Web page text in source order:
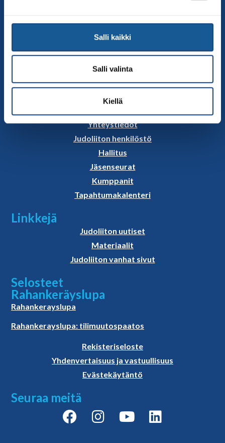
Salli kaikki
Salli valinta
Kiellä
Paavo Nurmen tie 1
Soittoaika 8.00 – 15.30
toimisto@judo.fi
Sivut
Yhteystiedot
Judoliiton henkilöstö
Hallitus
Jäsenseurat
Kumppanit
Tapahtumakalenteri
Linkkejä
Judoliiton uutiset
Materiaalit
Judoliiton vanhat sivut
Selosteet
Rahankeräyslupa
Rahankerayslupa
Rahankerayslupa: tilimuutospaatos
Rekisteriseloste
Yhdenvertaisuus ja vastuullisuus
Evästekäytäntö
Seuraa meitä